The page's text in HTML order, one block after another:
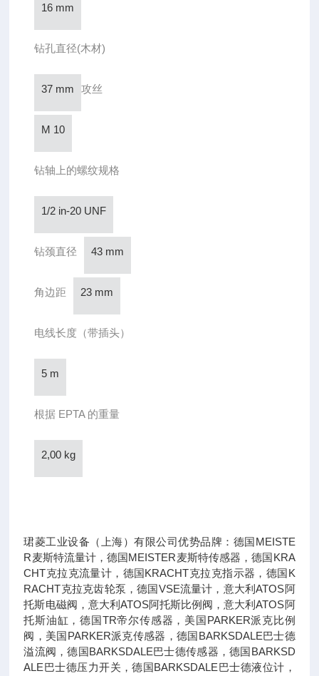
16 mm
钻孔直径(木材)
37 mm 攻丝
M 10
钻轴上的螺纹规格
1/2 in-20 UNF
钻颈直径 43 mm
角边距 23 mm
电线长度（带插头）
5 m
根据 EPTA 的重量
2,00 kg
珺菱工业设备（上海）有限公司优势品牌：德国MEISTE
R麦斯特流量计，德国MEISTER麦斯特传感器，德国KRA
CHT克拉克流量计，德国KRACHT克拉克指示器，德国K
RACHT克拉克齿轮泵，德国VSE流量计，意大利ATOS阿
托斯电磁阀，意大利ATOS阿托斯比例阀，意大利ATOS阿
托斯油缸，德国TR帝尔传感器，美国PARKER派克比例
阀，美国PARKER派克传感器，德国BARKSDALE巴士德
溢流阀，德国BARKSDALE巴士德传感器，德国BARKSD
ALE巴士德压力开关，德国BARKSDALE巴士德液位计，